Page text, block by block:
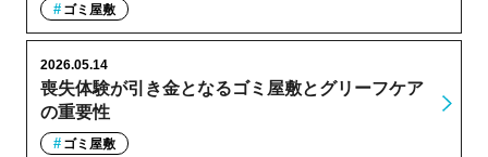
ゴミ屋敷
喪失体験が引き金となるゴミ屋敷とグリーフケア
の重要性
2026.05.14
ゴミ屋敷